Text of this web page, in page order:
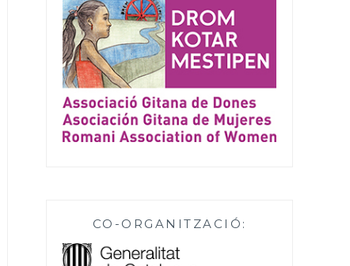
CO-ORGANITZACIÓ: